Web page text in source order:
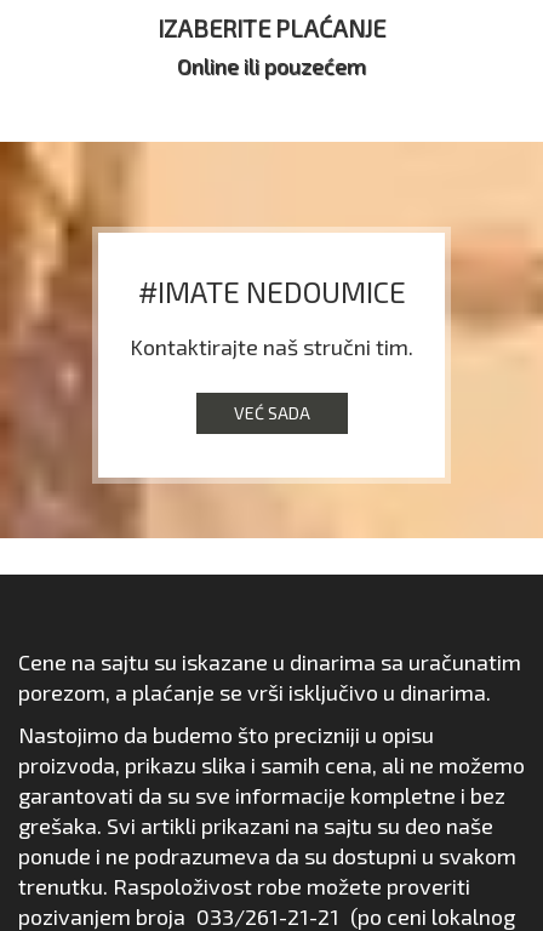
IZABERITE PLAĆANJE
Online ili pouzećem
#IMATE NEDOUMICE
Kontaktirajte naš stručni tim.
VEĆ SADA
Cene na sajtu su iskazane u dinarima sa uračunatim
porezom, a plaćanje se vrši isključivo u dinarima.
Nastojimo da budemo što precizniji u opisu
proizvoda, prikazu slika i samih cena, ali ne možemo
garantovati da su sve informacije kompletne i bez
grešaka. Svi artikli prikazani na sajtu su deo naše
ponude i ne podrazumeva da su dostupni u svakom
trenutku. Raspoloživost robe možete proveriti
pozivanjem broja 033/261-21-21 (po ceni lokalnog